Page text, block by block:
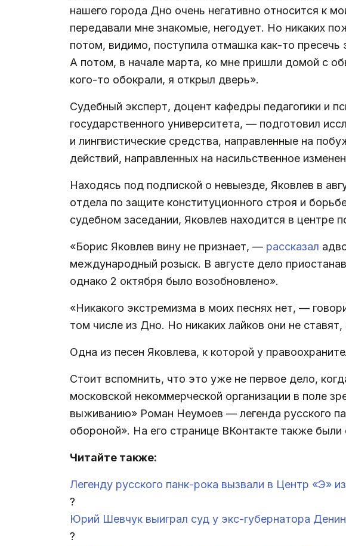
нашего города Дно очень негативно относится к
передавали мне знакомые, негодует. Но никаких
потом, видимо, поступила отмашка как-то пресечь
А потом, в начале марта, ко мне пришли домой с
кого-то обокрали, я открыл дверь».
Судебный эксперт, доцент кафедры педагогики и
государственного университета, — подготовил
и лингвистические средства, направленные на
действий, направленных на насильственное
Находясь под подпиской о невыезде, Яковлев в
отдела по защите конституционного строя и
судебном заседании, Яковлев находится в центре
«Борис Яковлев вину не признает, — рассказал
международный розыск. В августе дело
однако 2 октября было возобновлено».
«Никакого экстремизма в моих песнях нет, —
том числе из Дно. Но никаких лайков они не
Одна из песен Яковлева, к которой у
Стоит вспомнить, что это уже не первое дело,
московской некоммерческой организации в поле
выживанию» Роман Неумоев — легенда русского
обороной». На его странице ВКонтакте также
Читайте также:
Легенду русского панк-рока вызвали в Центр «Э»
?
Юрий Шевчук выиграл суд у экс-губернатора
?